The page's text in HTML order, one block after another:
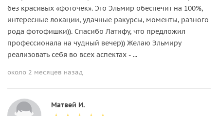
без красивых «фоточек». Это Эльмир обеспечит на 100%,
интересные локации, удачные ракурсы, моменты, разного
рода фотофишки)). Спасибо Латифу, что предложил
профессионала на чудный вечер)) Желаю Эльмиру
реализовать себя во всех аспектах - ...
около 2 месяцев назад
Матвей И.